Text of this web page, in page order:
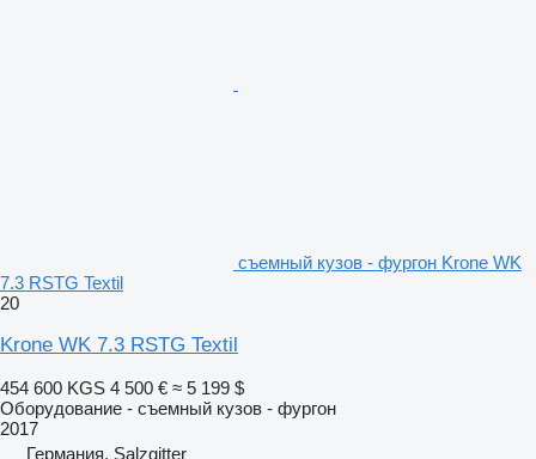
съемный кузов - фургон Krone WK
7.3 RSTG Textil
20
Krone WK 7.3 RSTG Textil
454 600 KGS 4 500 € ≈ 5 199 $
Оборудование - съемный кузов - фургон
2017
Германия, Salzgitter